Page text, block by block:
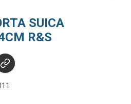
SUICA
R&S